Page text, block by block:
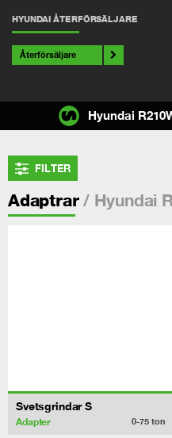
HYUNDAI ÅTERFÖRSÄLJARE
Återförsäljare
FILTER
Adaptrar/ Hyundai
Svetsgrindar S
Adapter 0-75 ton
Hyundai